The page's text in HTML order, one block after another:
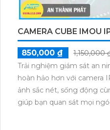
CAMERA CUBE IMOU
850,000 ₫
1,150,000
Trải nghiệm giám sát an
hoàn hảo hơn với camera
ảnh sắc nét, sống động
giúp bạn quan sát mọi